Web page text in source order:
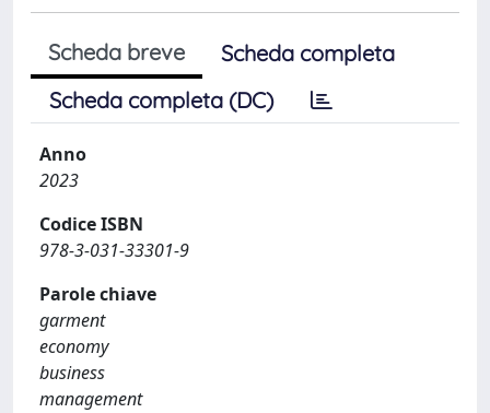
Scheda breve
Scheda completa
Scheda completa (DC)
Anno
2023
Codice ISBN
978-3-031-33301-9
Parole chiave
garment
economy
business
management